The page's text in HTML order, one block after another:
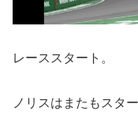
レーススタート。
ノリスはまたもスター